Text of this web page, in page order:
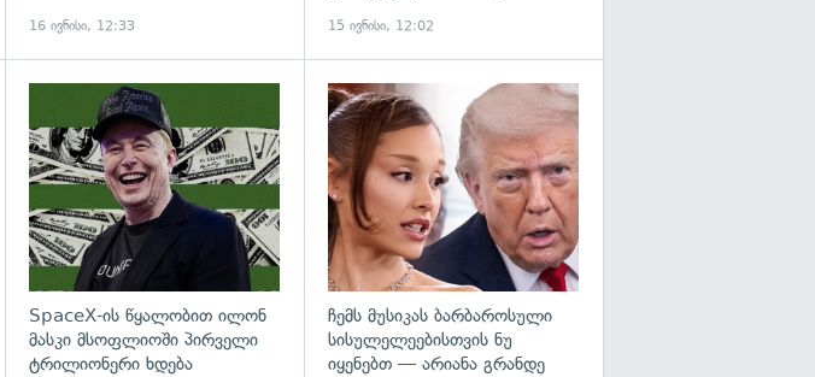
16 ივნისი, 12:33 15 ივნისი, 12:02
გადახედვა
SpaceX-ის წყალობით ილონ
მასკი მსოფლიოში პირველი
ტრილიონერი ხდება
ჩემს მუსიკას ბარბაროსული
სისულელეებისთვის ნუ
იყენებთ — არიანა გრანდე